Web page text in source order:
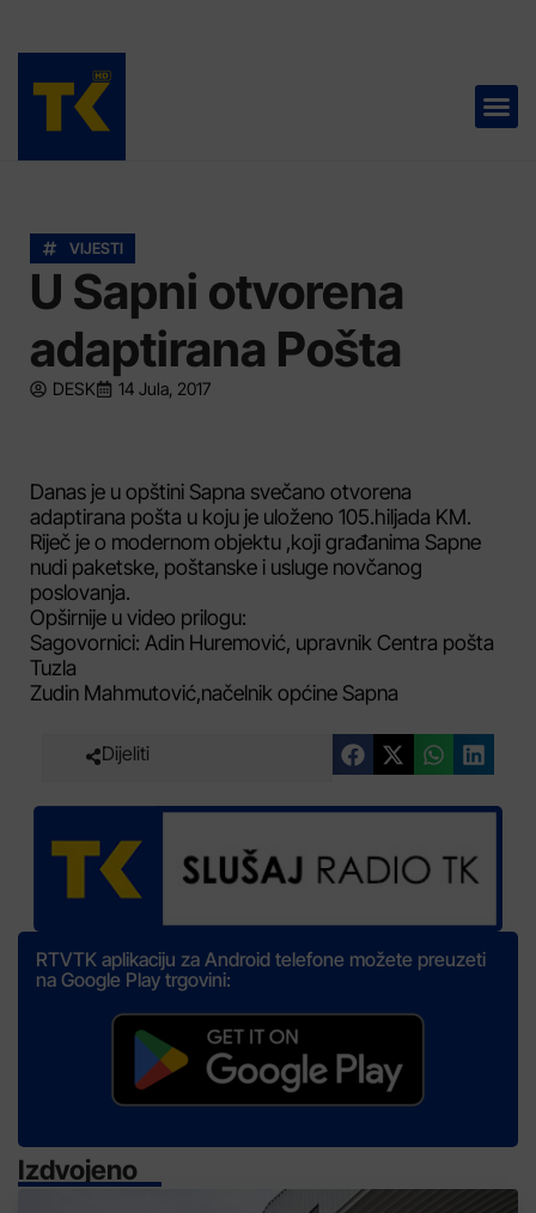
VIJESTI
U Sapni otvorena
adaptirana Pošta
DESK 14 Jula, 2017
Danas je u opštini Sapna svečano otvorena
adaptirana pošta u koju je uloženo 105.hiljada KM.
Riječ je o modernom objektu ,koji građanima Sapne
nudi paketske, poštanske i usluge novčanog
poslovanja.
Opširnije u video prilogu:
Sagovornici: Adin Huremović, upravnik Centra pošta
Tuzla
Zudin Mahmutović,načelnik općine Sapna
Dijeliti
RTVTK aplikaciju za Android telefone možete preuzeti
na Google Play trgovini:
Izdvojeno